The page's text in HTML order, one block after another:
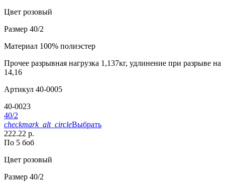
Цвет розовый
Размер 40/2
Материал 100% полиэстер
Прочее разрывная нагрузка 1,137кг, удлинение при разрыве на
14,16
Артикул 40-0005
40-0023
40/2
checkmark_alt_circleВыбрать
222.22 р.
По 5 боб
Цвет розовый
Размер 40/2